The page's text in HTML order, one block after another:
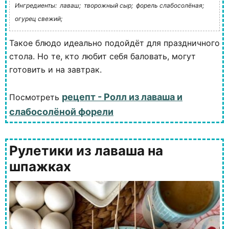
Ингредиенты: лаваш; творожный сыр; форель слабосолёная;
огурец свежий;
Такое блюдо идеально подойдёт для праздничного
стола. Но те, кто любит себя баловать, могут
готовить и на завтрак.
Посмотреть рецепт - Ролл из лаваша и
слабосолёной форели
Рулетики из лаваша на
шпажках